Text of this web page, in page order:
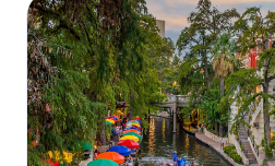
ígérnek.
További érdekességekért az
Államokról kattintson ide.